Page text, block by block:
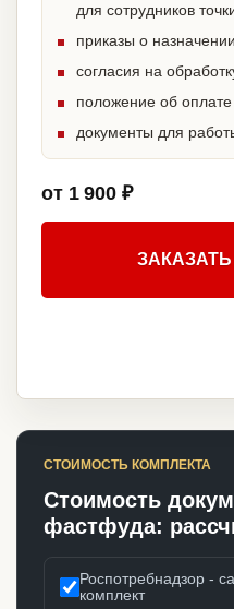
для сотрудников
приказы о
согласия на
положение об оплате
документы для
от 1 900 ₽
СТОИМОСТЬ КОМПЛЕКТА
Стоимость
фастфуда:
Роспотребнадзор -
комплект